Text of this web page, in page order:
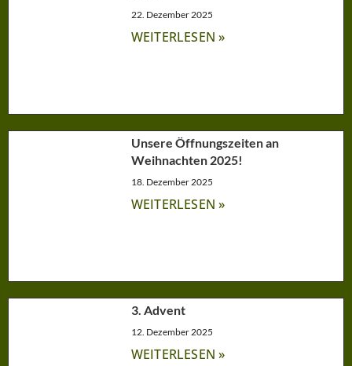
22. Dezember 2025
WEITERLESEN »
Unsere Öffnungszeiten an
Weihnachten 2025!
18. Dezember 2025
WEITERLESEN »
3. Advent
12. Dezember 2025
WEITERLESEN »